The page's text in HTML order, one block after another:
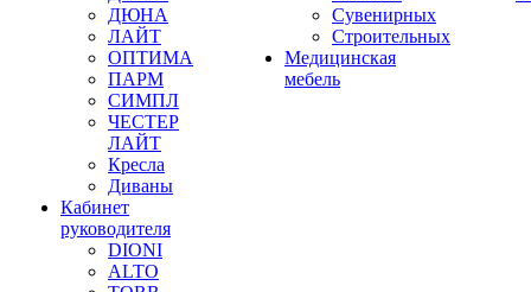
ДЮНА
ЛАЙТ
ОПТИМА
ПАРМ
СИМПЛ
ЧЕСТЕР
ЛАЙТ
Кресла
Диваны
Кабинет
руководителя
DIONI
ALTO
Сувенирных
Строительных
Медицинская
мебель